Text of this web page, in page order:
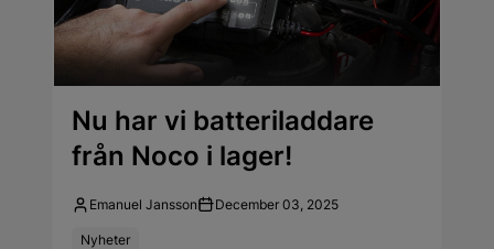
Nu har vi batteriladdare
från Noco i lager!
Emanuel Jansson December 03, 2025
Nyheter